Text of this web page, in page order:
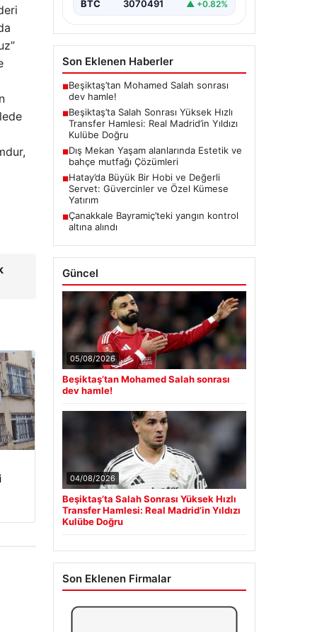
BTC 3070491 ▲ +0.82%
Son Eklenen Haberler
■Beşiktaş’tan Mohamed Salah sonrası
dev hamle!
■Beşiktaş’ta Salah Sonrası Yüksek Hızlı
Transfer Hamlesi: Real Madrid’in Yıldızı
Kulübe Doğru
■Dış Mekan Yaşam alanlarında Estetik ve
bahçe mutfağı Çözümleri
■Hatay’da Büyük Bir Hobi ve Değerli
Servet: Güvercinler ve Özel Kümese
Yatırım
■Çanakkale Bayramiç’teki yangın kontrol
altına alındı
Güncel
05/08/2026
Beşiktaş’tan Mohamed Salah sonrası
dev hamle!
04/08/2026
Beşiktaş’ta Salah Sonrası Yüksek Hızlı
Transfer Hamlesi: Real Madrid’in Yıldızı
Kulübe Doğru
Son Eklenen Firmalar